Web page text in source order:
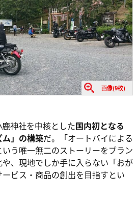
画像(9枚)
神社を中核とした国内初となる
ム」の構築だ。「オートバイによる
う唯一無二のストーリーをブラン
、現地でしか手に入らない「おが
ビス・商品の創出を目指すとい